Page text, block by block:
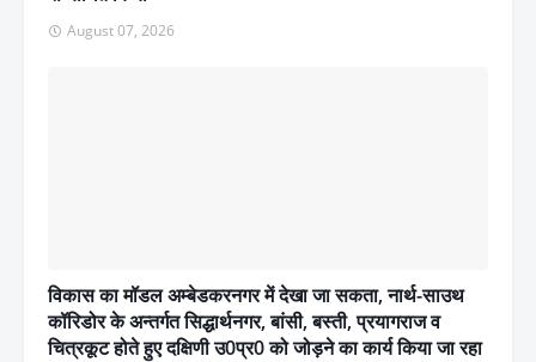
August 07, 2026
विकास का मॉडल अम्बेडकरनगर में देखा जा सकता, नार्थ-साउथ
कॉरिडोर के अन्तर्गत सिद्धार्थनगर, बांसी, बस्ती, प्रयागराज व
चित्रकूट होते हुए दक्षिणी उ0प्र0 को जोड़ने का कार्य किया जा रहा